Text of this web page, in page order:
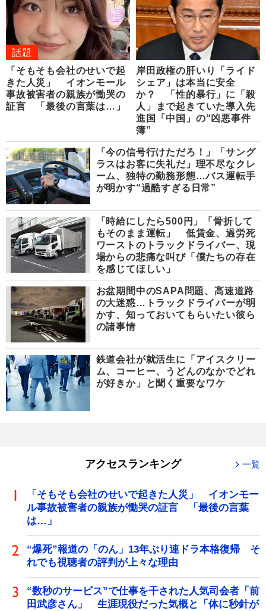
話題
「そもそも会社のせいで起
きた人災」 イオンモール
事故被害者の親族が慟哭の
証言 「最後の言葉は…」
岸田政権の肝いり「ライド
シェア」は本当に安全
か？ 「性的暴行」に「殺
人」まで起きていた導入先
進国「中国」の“凶悪事件
簿”
「今の信号行けただろ！」「サング
ラスはお客に失礼だ」理不尽なクレ
ーム、独特の勤務形態…バス運転手
が明かす“過酷すぎる日常”
「時給にしたら500円」「骨折して
もそのまま運転」 低賃金、過労死
ワーストのトラックドライバー、現
場からの悲痛な叫び「僕たちの存在
を感じてほしい」
お盆期間中のSAPA問題、高速道路
の大迷惑…トラックドライバーが明
かす、知っておいてもらいたい彼ら
の諸事情
鉄道会社が就活生に「アイスクリー
ム、コーヒー、うどんのなかでどれ
が好きか」と聞く重要なワケ
アクセスランキング 一覧
「そもそも会社のせいで起きた人災」 イオンモー
ル事故被害者の親族が慟哭の証言 「最後の言葉
は…」
“爆死”報道の「のん」13年ぶり連ドラ本格復帰 そ
れでも視聴者の評判が上々な理由
“数秒のサービス”で仕事を干された人気司会者「前
田武彦さん」 生涯現役だった気概と「体に秒針が